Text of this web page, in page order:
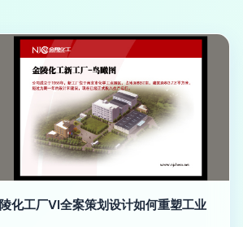
化工厂VI全案策划设计如何重塑工业